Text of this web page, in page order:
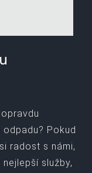
Pokud
radost s námi,
služby,